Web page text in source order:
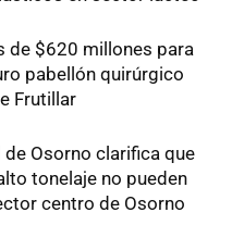
de $620 millones para
pabellón quirúrgico
Frutillar
Osorno clarifica que
tonelaje no pueden
centro de Osorno